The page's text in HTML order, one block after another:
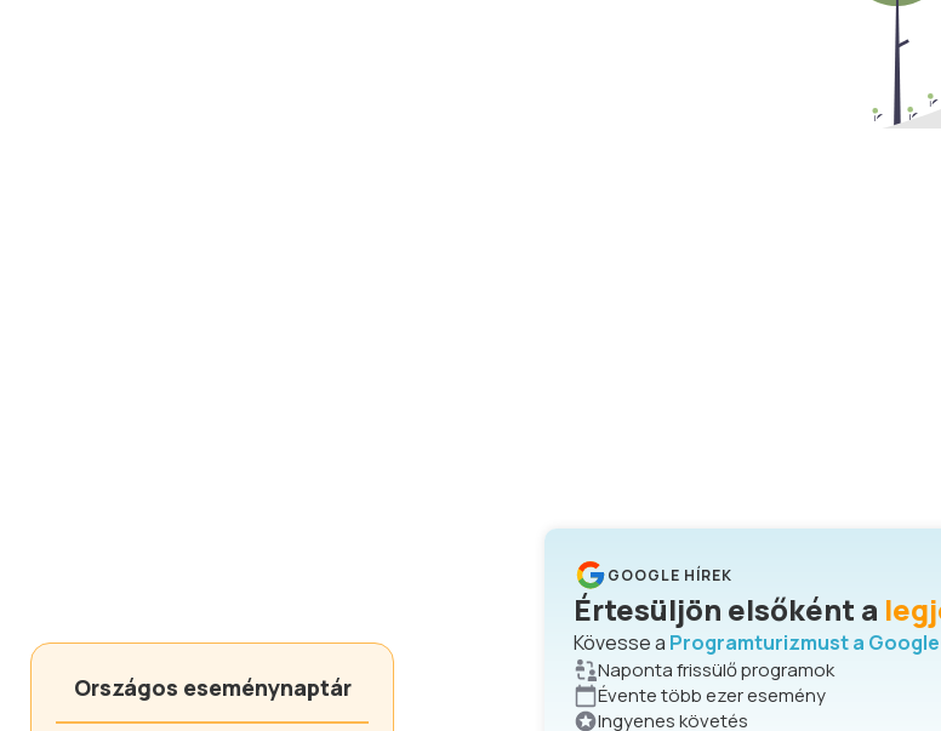
Országos eseménynaptár
GOOGLE HÍREK
Értesüljön elsőként a
Kövesse a Programturizmust a
Naponta frissülő programok
Évente több ezer esemény
Ingyenes követés